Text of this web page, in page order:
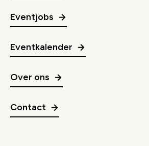
Eventjobs
Eventkalender
Over ons
Contact